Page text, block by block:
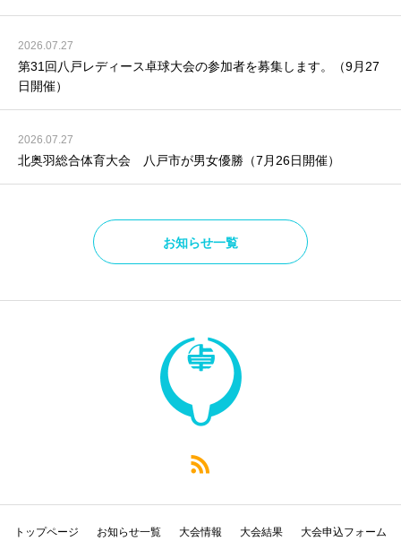
2026.07.27
第31回八戸レディース卓球大会の参加者を募集します。（9月27
日開催）
2026.07.27
北奥羽総合体育大会 八戸市が男女優勝（7月26日開催）
お知らせ一覧
トップページ お知らせ一覧 大会情報 大会結果 大会申込フォーム